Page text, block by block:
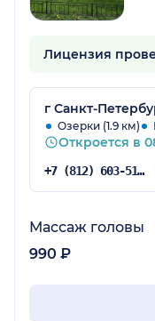
Лицензия
г Санкт-
Озерки (1.9 км)
Откроется в
+7 (812) 603-51-16
Массаж головы
990 ₽